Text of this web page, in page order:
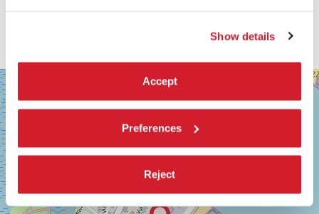
Show details
Accept
Preferences
Reject
SALA
GRANDE
LUNGOMARE
MARCONI
30126
LIDO
DI
VENEZIA
TEL.
0415218711
−